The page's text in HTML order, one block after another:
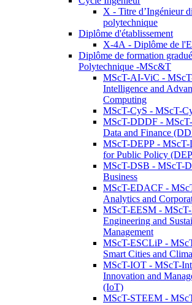
X - Titre d’Ingénieur
polytechnique
Diplôme d'établissement
X-4A - Diplôme de
Diplôme de formation
Polytechnique -MSc&T
MScT-AI-ViC -
Intelligence and
Computing
MScT-CyS - MScT-
MScT-DDDF -
Data and Finance
MScT-DEPP - MScT-
for Public Policy
MScT-DSB - MScT-
Business
MScT-EDACF -
Analytics and
MScT-EESM -
Engineering and
Management
MScT-ESCLiP -
Smart Cities and
MScT-IOT - MScT-
Innovation and
(IoT)
MScT-STEEM -